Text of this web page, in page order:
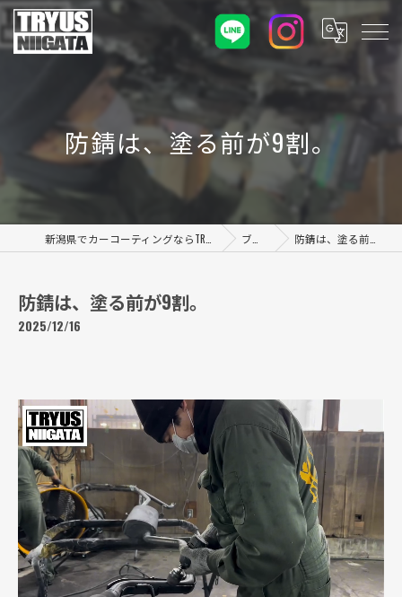
防錆は、塗る前が9割。
ブログ 防錆は、塗る前が9割。
防錆は、塗る前が9割。
2025/12/16